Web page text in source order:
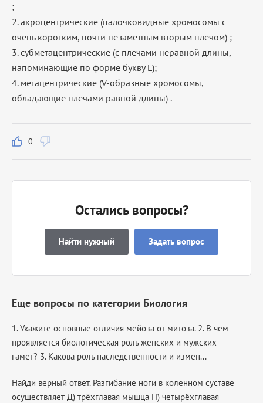
;
2. акроцентрические (палочковидные хромосомы с
очень коротким, почти незаметным вторым плечом) ;
3. субметацентрические (с плечами неравной длины,
напоминающие по форме букву L);
4. метацентрические (V-образные хромосомы,
обладающие плечами равной длины) .
0
Остались вопросы?
Найти нужный Задать вопрос
Еще вопросы по категории Биология
1. Укажите основные отличия мейоза от митоза. 2. В чём
проявляется биологическая роль женских и мужских
гамет? 3. Какова роль наследственности и измен...
Найди верный ответ. Разгибание ноги в коленном суставе
осуществляет Д) трёхглавая мышца П) четырёхглавая